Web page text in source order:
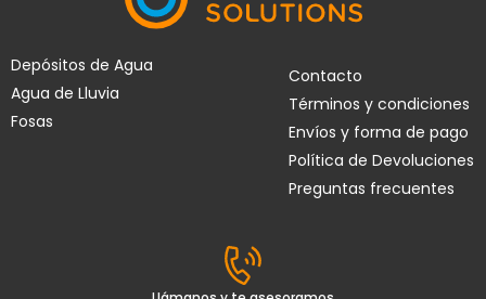
Depósitos de Agua
Agua de Lluvia
Fosas
Contacto
Términos y condiciones
Envíos y forma de pago
Política de Devoluciones
Preguntas frecuentes